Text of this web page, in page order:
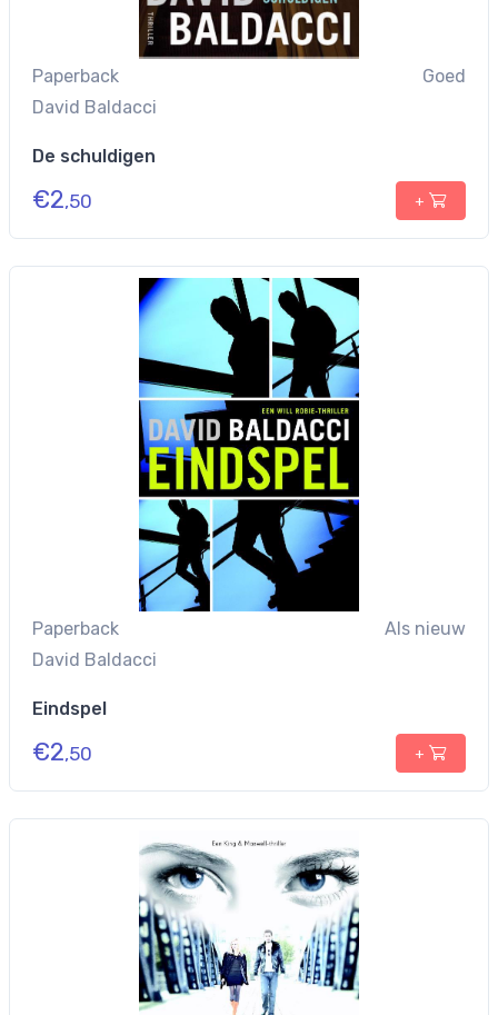
Paperback
Goed
David Baldacci
De schuldigen
€2,50 +
Paperback
Als nieuw
David Baldacci
Eindspel
€2,50 +